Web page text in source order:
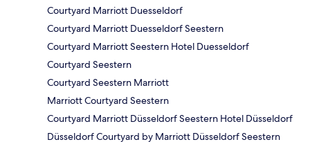
Courtyard Marriott Duesseldorf
Courtyard Marriott Duesseldorf Seestern
Courtyard Marriott Seestern Hotel Duesseldorf
Courtyard Seestern
Courtyard Seestern Marriott
Marriott Courtyard Seestern
Courtyard Marriott Düsseldorf Seestern Hotel Düsseldorf
Düsseldorf Courtyard by Marriott Düsseldorf Seestern